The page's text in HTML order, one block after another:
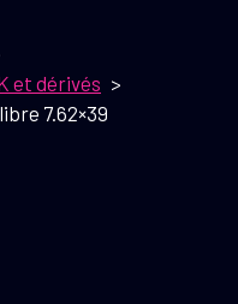
et dérivés
7.62×39